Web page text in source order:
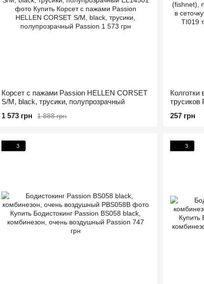
Корсет с пажами Passion HELLEN CORSET
S/M, black, трусики, полупрозрачный
1 888 грн
1 573 грн
Колготки
трусиков
257 грн
3 3